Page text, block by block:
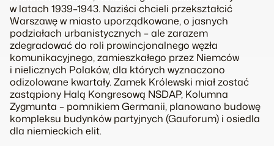
w latach 1939–1943. Naziści chcieli przekształcić
Warszawę w miasto uporządkowane, o jasnych
podziałach urbanistycznych – ale zarazem
zdegradować do roli prowincjonalnego węzła
komunikacyjnego, zamieszkałego przez Niemców
i nielicznych Polaków, dla których wyznaczono
odizolowane kwartały. Zamek Królewski miał zostać
zastąpiony Halą Kongresową NSDAP, Kolumna
Zygmunta – pomnikiem Germanii, planowano budowę
kompleksu budynków partyjnych (Gauforum) i osiedla
dla niemieckich elit.